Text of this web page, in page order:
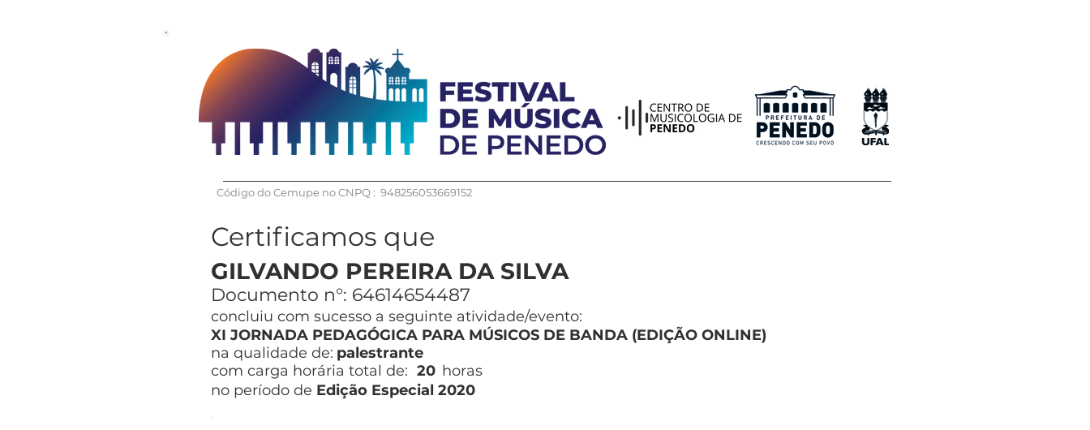
Código do Cemupe no CNPQ : 948256053669152
Certificamos que
GILVANDO PEREIRA DA SILVA
Documento n°: 64614654487
concluiu com sucesso a seguinte atividade/evento:
XI JORNADA PEDAGÓGICA PARA MÚSICOS DE BANDA (EDIÇÃO ONLINE)
na qualidade de: palestrante
com carga horária total de: 20 horas
no período de Edição Especial 2020